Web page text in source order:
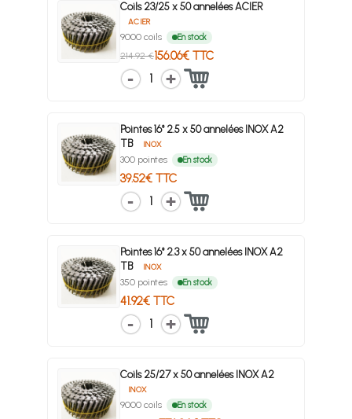
Coils 23/25 x 50 annelées ACIER
ACIER
9000 coils En stock
214.92 €156.06€ TTC
1
Pointes 16° 2.5 x 50 annelées INOX A2
TB
INOX
300 pointes En stock
39.52€ TTC
1
Pointes 16° 2.3 x 50 annelées INOX A2
TB
INOX
350 pointes En stock
41.92€ TTC
1
Coils 25/27 x 50 annelées INOX A2
INOX
9000 coils En stock